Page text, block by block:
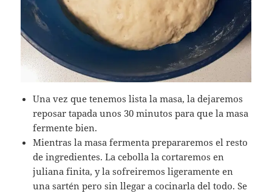
Una vez que tenemos lista la masa, la dejaremos
reposar tapada unos 30 minutos para que la masa
fermente bien.
Mientras la masa fermenta prepararemos el resto
de ingredientes. La cebolla la cortaremos en
juliana finita, y la sofreiremos ligeramente en
una sartén pero sin llegar a cocinarla del todo. Se